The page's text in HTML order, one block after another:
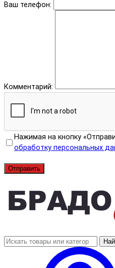
Ваш телефон:
Комментарий:
Нажимая на кнопку
обработку персональных
Отправить